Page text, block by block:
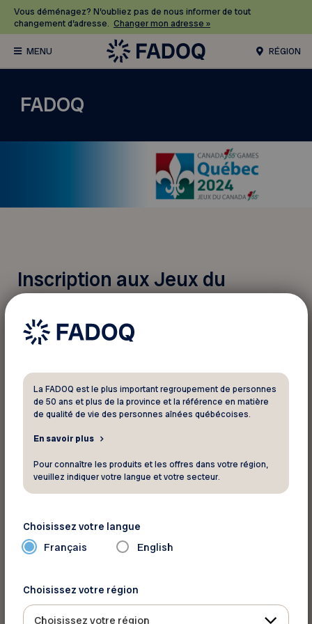
Vous déménagez? N’oubliez pas de nous informer de tout
changement d’adresse. Changer mon adresse »
RÉGION
FADOQ
Inscription aux Jeux du
Canada 55+
Je veux m'inscrire au Jeux du
Canada 55+, et je suis :
un ou une athlète compétitionnant
individuellement
un ou une athlète compétitionnant en
double ou dans une petite équipe
baseball poche
La FADOQ est le plus important regroupement de personnes
de 50 ans et plus de la province et la référence en matière
de qualité de vie des personnes aînées québécoises.
En savoir plus
Pour connaître les produits et les offres dans votre région,
veuillez indiquer votre langue et votre secteur.
Choisissez votre langue
Français English
Choisissez votre région
Choisissez votre région